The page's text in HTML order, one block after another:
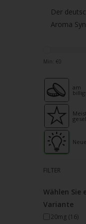
Der
Aroma
Min: €0
am
Meist
FILTER
Wählen Sie
Variante
20mg (16)